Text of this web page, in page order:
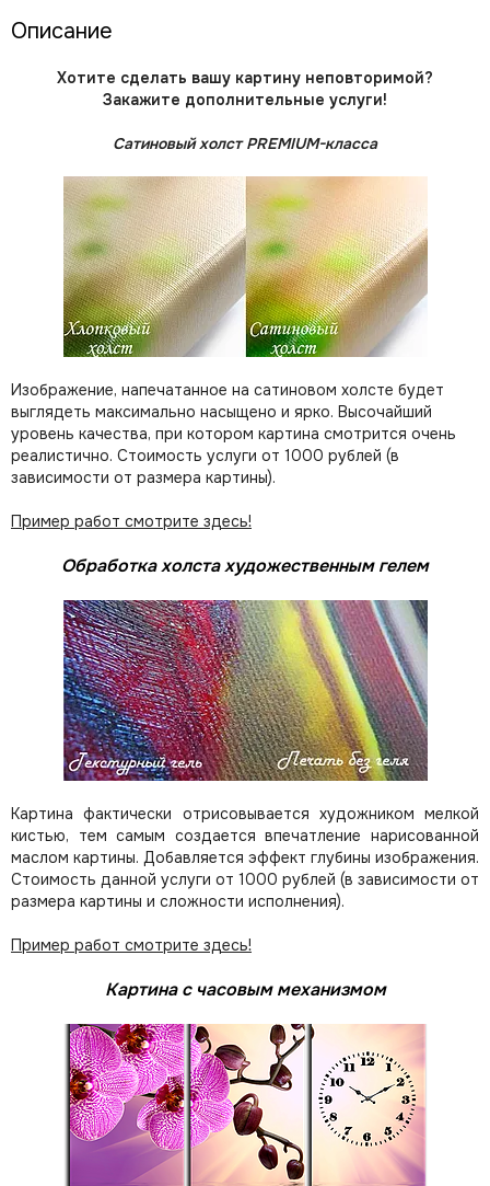
Описание
Хотите сделать вашу картину неповторимой?
Закажите дополнительные услуги!
Сатиновый холст PREMIUM-класса
Изображение, напечатанное на сатиновом холсте будет
выглядеть максимально насыщено и ярко. Высочайший
уровень качества, при котором картина смотрится очень
реалистично. Стоимость услуги от 1000 рублей (в
зависимости от размера картины).
Пример работ смотрите здесь!
Обработка холста художественным гелем
Картина фактически отрисовывается художником мелкой
кистью, тем самым создается впечатление нарисованной
маслом картины. Добавляется эффект глубины изображения.
Стоимость данной услуги от 1000 рублей (в зависимости от
размера картины и сложности исполнения).
Пример работ смотрите здесь!
Картина с часовым механизмом